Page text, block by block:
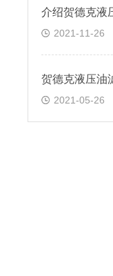
2021-11-26
2021-05-26